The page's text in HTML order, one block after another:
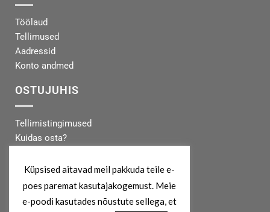
Töölaud
Tellimused
Aadressid
Konto andmed
OSTUJUHIS
Tellimistingimused
Kuidas osta?
Tarneinfo
MEIST
Küpsised aitavad meil pakkuda teile e-
poes paremat kasutajakogemust. Meie
e-poodi kasutades nõustute sellega, et